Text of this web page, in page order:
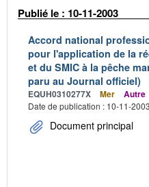
Publié le : 10-11-2003
Accord national
pour l'application de la
et du SMIC à la pêche
paru au Journal officiel)
EQUH0310277X Mer Autre
Date de publication : 10-11-2003
Document principal